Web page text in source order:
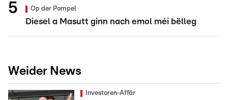
Op der Pompel
Diesel a Masutt ginn nach emol méi bëlleg
Weider News
Investoren-Affär